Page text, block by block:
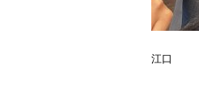
江口